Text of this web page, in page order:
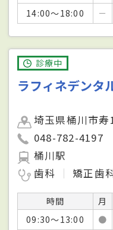
14:00～18:00
－
診療中
ラフィネデンタ
埼玉県桶川市
048-782-4197
桶川駅
歯科
矯正歯
時間 月
09:30～13:00
●